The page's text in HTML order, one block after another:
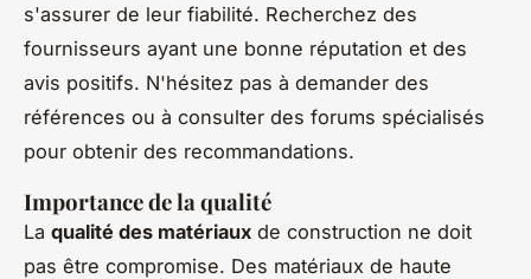
s'assurer de leur fiabilité. Recherchez des
fournisseurs ayant une bonne réputation et des
avis positifs. N'hésitez pas à demander des
références ou à consulter des forums spécialisés
pour obtenir des recommandations.
Importance de la qualité
La qualité des matériaux de construction ne doit
pas être compromise. Des matériaux de haute